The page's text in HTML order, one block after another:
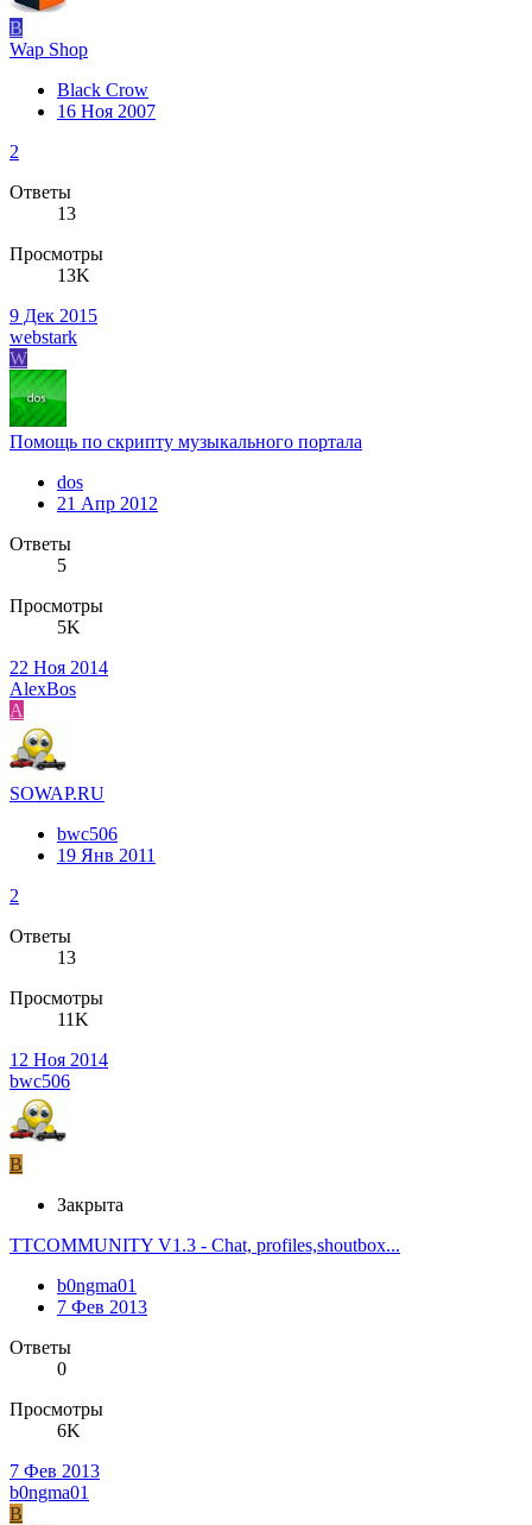
B
Wap Shop
Black Crow
16 Ноя 2007
2
Ответы
13
Просмотры
13K
9 Дек 2015
webstark
W
Помощь по скрипту музыкального портала
dos
21 Апр 2012
Ответы
5
Просмотры
5K
22 Ноя 2014
AlexBos
A
SOWAP.RU
bwc506
19 Янв 2011
2
Ответы
13
Просмотры
11K
12 Ноя 2014
bwc506
B
Закрыта
TTCOMMUNITY V1.3 - Chat, profiles,shoutbox...
b0ngma01
7 Фев 2013
Ответы
0
Просмотры
6K
7 Фев 2013
b0ngma01
B